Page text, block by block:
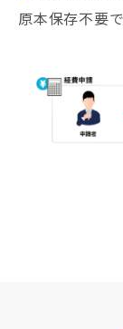
原本保存不要